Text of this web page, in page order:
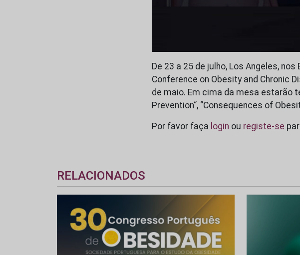
De 23 a 25 de julho, Los Angeles,
Conference on Obesity and Chronic
de maio. Em cima da mesa estarão
Prevention“, “Consequences of
Por favor faça login ou registe-se
RELACIONADOS